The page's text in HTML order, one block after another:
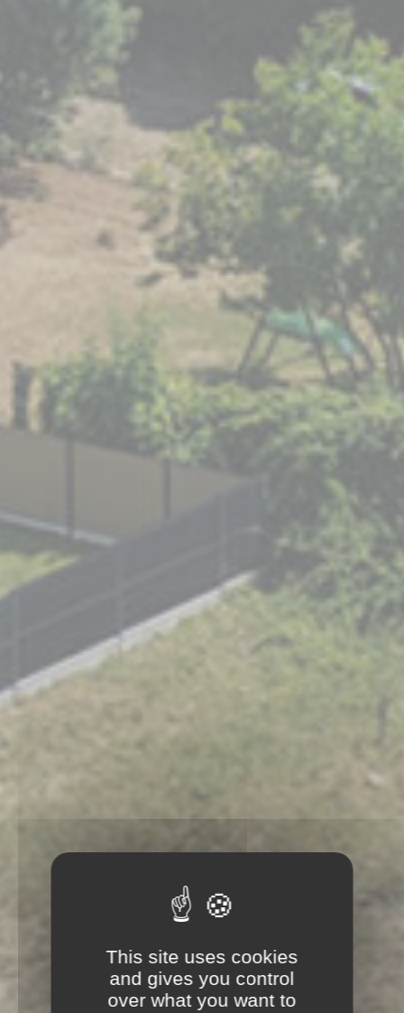
This site uses cookies
and gives you control
over what you want to